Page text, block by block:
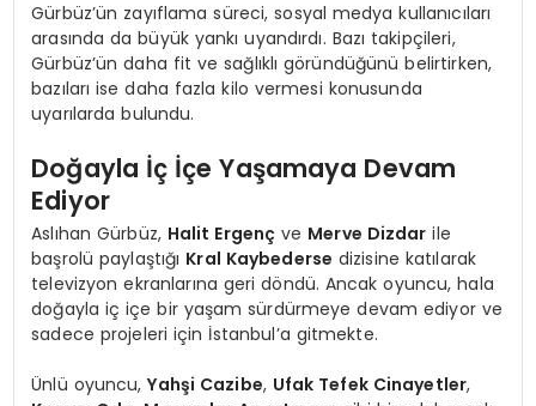
Gürbüz’ün zayıflama süreci, sosyal medya kullanıcıları
arasında da büyük yankı uyandırdı. Bazı takipçileri,
Gürbüz’ün daha fit ve sağlıklı göründüğünü belirtirken,
bazıları ise daha fazla kilo vermesi konusunda
uyarılarda bulundu.
Doğayla İç İçe Yaşamaya Devam
Ediyor
Aslıhan Gürbüz, Halit Ergenç ve Merve Dizdar ile
başrolü paylaştığı Kral Kaybederse dizisine katılarak
televizyon ekranlarına geri döndü. Ancak oyuncu, hala
doğayla iç içe bir yaşam sürdürmeye devam ediyor ve
sadece projeleri için İstanbul’a gitmekte.
Ünlü oyuncu,Yahşi Cazibe, Ufak Tefek Cinayetler,